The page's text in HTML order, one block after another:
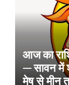
आज का
— सावन में
मेष से मीन